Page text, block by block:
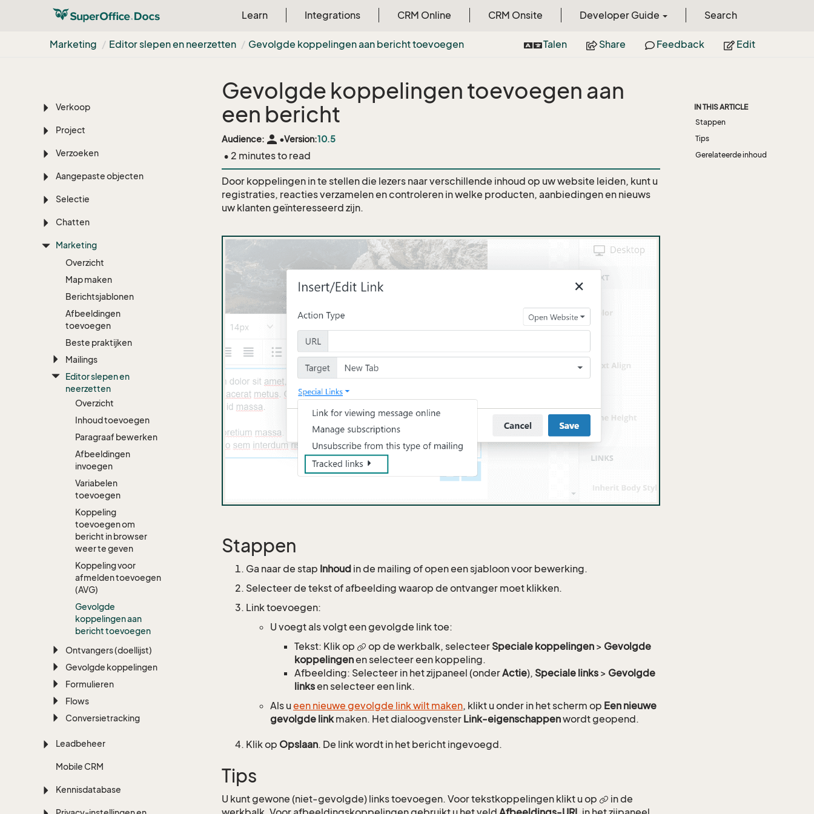
Learn Integrations CRM Online CRM Onsite Developer Guide Search
Marketing Editor slepen en neerzetten Gevolgde koppelingen aan bericht toevoegen Talen Share Feedback Edit
Persoon
Verkoop
Project
Verzoeken
Aangepaste objecten
Selectie
Chatten
Marketing
Overzicht
Map maken
Berichtsjablonen
Afbeeldingen
toevoegen
Beste praktijken
Mailings
Editor slepen en
neerzetten
Overzicht
Inhoud toevoegen
Paragraaf bewerken
Afbeeldingen
invoegen
Variabelen
toevoegen
Koppeling
toevoegen om
bericht in browser
weer te geven
Koppeling voor
afmelden toevoegen
(AVG)
Gevolgde
koppelingen aan
bericht toevoegen
Ontvangers (doellijst)
Gevolgde koppelingen
Formulieren
Flows
Conversietracking
Leadbeheer
Mobile CRM
Kennisdatabase
Gevolgde koppelingen toevoegen aan
een bericht
Audience: person •Version:10.5
• 2 minutes to read
Door koppelingen in te stellen die lezers naar verschillende inhoud op uw website leiden, kunt u
registraties, reacties verzamelen en controleren in welke producten, aanbiedingen en nieuws
uw klanten geïnteresseerd zijn.
Stappen
Ga naar de stap Inhoud in de mailing of open een sjabloon voor bewerking.
Selecteer de tekst of afbeelding waarop de ontvanger moet klikken.
Link toevoegen:
U voegt als volgt een gevolgde link toe:
Tekst: Klik op
op de werkbalk, selecteer Speciale koppelingen > Gevolgde
koppelingenen selecteer een koppeling.
Afbeelding: Selecteer in het zijpaneel (onderActie), Speciale links > Gevolgde
linksen selecteer een link.
Als ueen nieuwe gevolgde link wilt maken, klikt u onder in het scherm op Een nieuwe
gevolgde linkmaken. Het dialoogvenster Link-eigenschappenwordt geopend.
Klik op Opslaan. De link wordt in het bericht ingevoegd.
Tips
U kunt gewone (niet-gevolgde) links toevoegen. Voor tekstkoppelingen klikt u op
in de
IN THIS ARTICLE
Stappen
Tips
Gerelateerde inhoud